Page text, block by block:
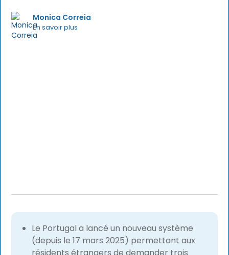
Monica Correia
En savoir plus
Le Portugal a lancé un nouveau système
(depuis le 17 mars 2025) permettant aux